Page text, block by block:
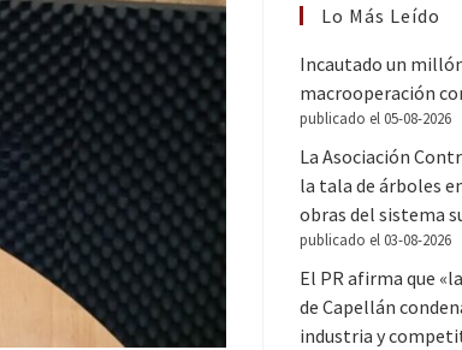
Lo Más Leído
Incautado un
macrooperación
publicado el 05-08-2026
La Asociación
la tala de árboles
obras del sistema
publicado el 03-08-2026
El PR afirma que
de Capellán
industria y